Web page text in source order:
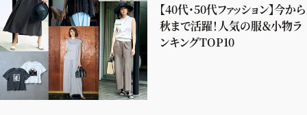
【40代・50代ファッション】今から
秋まで活躍！人気の服＆小物ラ
ンキングTOP10